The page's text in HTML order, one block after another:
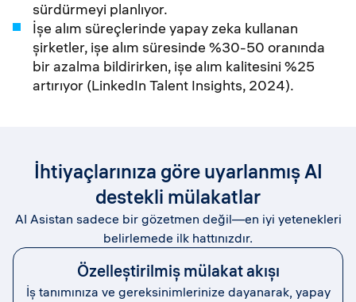
sürdürmeyi planlıyor.
İşe alım süreçlerinde yapay zeka kullanan
şirketler, işe alım süresinde %30-50 oranında
bir azalma bildirirken, işe alım kalitesini %25
artırıyor (LinkedIn Talent Insights, 2024).
İhtiyaçlarınıza göre uyarlanmış AI
destekli mülakatlar
AI Asistan sadece bir gözetmen değil—en iyi yetenekleri
belirlemede ilk hattınızdır.
Özelleştirilmiş mülakat akışı
İş tanımınıza ve gereksinimlerinize dayanarak, yapay